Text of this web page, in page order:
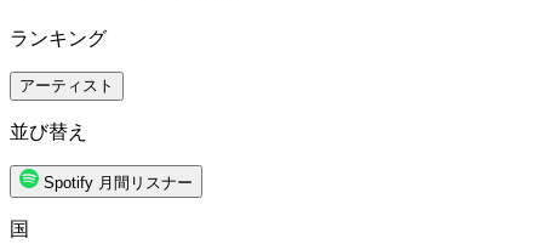
ランキング
アーティスト
並び替え
Spotify 月間リスナー
国